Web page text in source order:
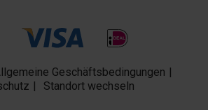
Geschäftsbedingungen
Standort wechseln